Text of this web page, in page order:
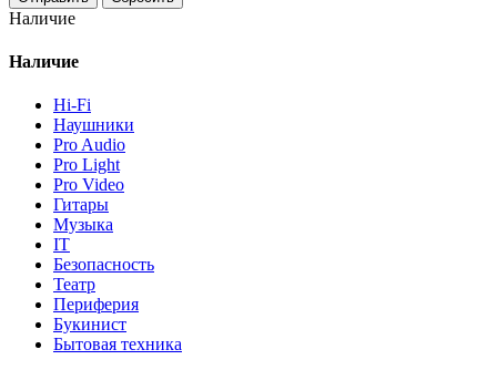
Наличие
Наличие
Hi-Fi
Наушники
Pro Audio
Pro Light
Pro Video
Гитары
Музыка
IT
Безопасность
Театр
Периферия
Букинист
Бытовая техника